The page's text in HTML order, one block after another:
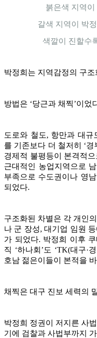
붉은색 지역
갈색 지역이 박
색깔이 진할수
박정희는 지역감정의 구
방법은 ‘당근과 채찍’이었
도로와 철도, 항만과 대규
를 기존보다 더 철저히 ‘
경제적 불평등이 본격적
근대적인 농업지역으로
부족으로 수도권이나 영
되었다.
구조화된 차별은 각 개인
나 군 장성, 대기업 임원
가 되었다. 박정희 이후
직 ‘하나회’도 ‘TK(대구·
호남 젊은이들이 본적을
채찍은 대구 진보 세력의
박정희 정권이 저지른 사
기에 검찰과 사법부까지